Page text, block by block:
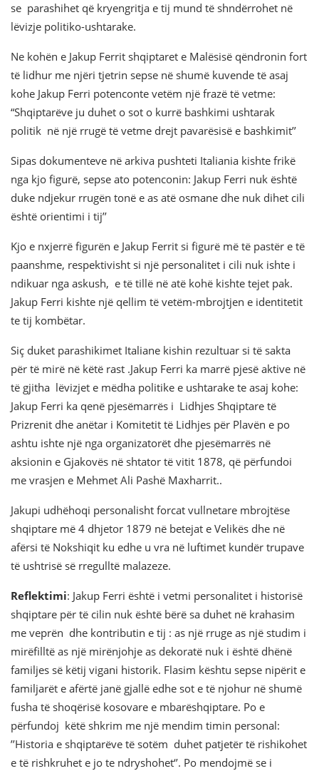
se parashihet që kryengritja e tij mund të shndërrohet në
lëvizje politiko-ushtarake.
Ne kohën e Jakup Ferrit shqiptaret e Malësisë qëndronin fort
të lidhur me njëri tjetrin sepse në shumë kuvende të asaj
kohe Jakup Ferri potenconte vetëm një frazë të vetme:
“Shqiptarëve ju duhet o sot o kurrë bashkimi ushtarak
politik në një rrugë të vetme drejt pavarësisë e bashkimit’’
Sipas dokumenteve në arkiva pushteti Italiania kishte frikë
nga kjo figurë, sepse ato potenconin: Jakup Ferri nuk është
duke ndjekur rrugën tonë e as atë osmane dhe nuk dihet cili
është orientimi i tij’’
Kjo e nxjerrë figurën e Jakup Ferrit si figurë më të pastër e të
paanshme, respektivisht si një personalitet i cili nuk ishte i
ndikuar nga askush, e të tillë në atë kohë kishte tejet pak.
Jakup Ferri kishte një qellim të vetëm-mbrojtjen e identitetit
te tij kombëtar.
Siç duket parashikimet Italiane kishin rezultuar si të sakta
për të mirë në këtë rast .Jakup Ferri ka marrë pjesë aktive në
të gjitha lëvizjet e mëdha politike e ushtarake te asaj kohe:
Jakup Ferri ka qenë pjesëmarrës i Lidhjes Shqiptare të
Prizrenit dhe anëtar i Komitetit të Lidhjes për Plavën e po
ashtu ishte një nga organizatorët dhe pjesëmarrës në
aksionin e Gjakovës në shtator të vitit 1878, që përfundoi
me vrasjen e Mehmet Ali Pashë Maxharrit..
Jakupi udhëhoqi personalisht forcat vullnetare mbrojtëse
shqiptare më 4 dhjetor 1879 në betejat e Velikës dhe në
afërsi të Nokshiqit ku edhe u vra në luftimet kundër trupave
të ushtrisë së rregulltë malazeze.
Reflektimi: Jakup Ferri është i vetmi personalitet i historisë
shqiptare për të cilin nuk është bërë sa duhet në krahasim
me veprën dhe kontributin e tij : as një rruge as një studim i
mirëfilltë as një mirënjohje as dekoratë nuk i është dhënë
familjes së këtij vigani historik. Flasim kështu sepse nipërit e
familjarët e afërtë janë gjallë edhe sot e të njohur në shumë
fusha të shoqërisë kosovare e mbarëshqiptare. Po e
përfundoj këtë shkrim me një mendim timin personal:
’’Historia e shqiptarëve të sotëm duhet patjetër të rishikohet
e të rishkruhet e jo te ndryshohet‘’. Po mendojmë se i